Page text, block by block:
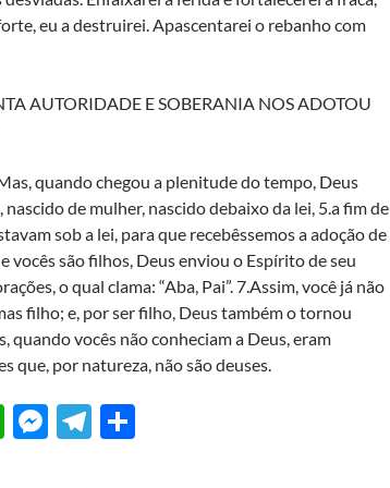
eu a destruirei. Apascentarei o rebanho com
AUTORIDADE E SOBERANIA NOS ADOTOU
quando chegou a plenitude do tempo, Deus
de mulher, nascido debaixo da lei, 5.a fim de
sob a lei, para que recebêssemos a adoção de
vocês são filhos, Deus enviou o Espírito de seu
o qual clama: “Aba, Pai”. 7.Assim, você já não
filho; e, por ser filho, Deus também o tornou
quando vocês não conheciam a Deus, eram
que, por natureza, não são deuses.
W M T